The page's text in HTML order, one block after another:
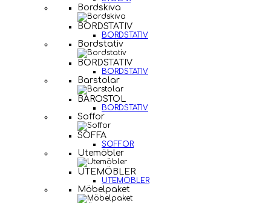
Bordskiva
BORDSTATIV
BORDSTATIV
Bordstativ
BORDSTATIV
BORDSTATIV
Barstolar
BAROSTOL
BORDSTATIV
Soffor
SOFFA
SOFFOR
Utemöbler
UTEMÖBLER
UTEMÖBLER
Möbelpaket